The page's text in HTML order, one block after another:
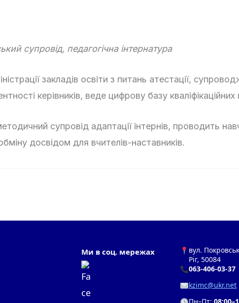
супровід, педагогічна інтернатура
закладів освіти з питань атестації,
керівників, веде цифрову базу
супровід адаптації інтернів, проводить
досвідом для вчителів-наставників.
Ми в соц. мережах
вул.
Ріг, 50084
063-406-03-37
kzimc@ukr.net